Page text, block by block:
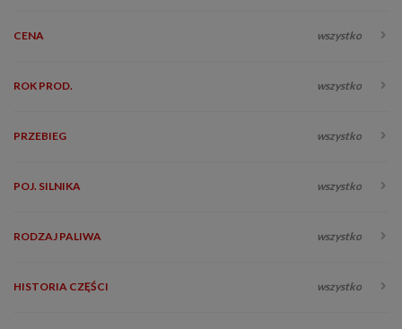
CENA wszystko
ROK PROD. wszystko
PRZEBIEG wszystko
POJ. SILNIKA wszystko
RODZAJ PALIWA wszystko
HISTORIA CZĘŚCI wszystko